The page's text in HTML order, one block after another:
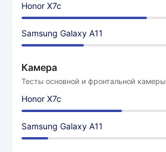
Honor X7c
Samsung Galaxy A11
Камера
Тесты основной и фронтальной камеры
Honor X7c
Samsung Galaxy A11